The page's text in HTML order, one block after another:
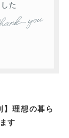
た
】理想の暮ら
す